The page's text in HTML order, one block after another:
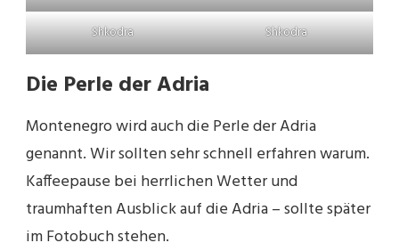
Shkodra Shkodra
Die Perle der Adria
Montenegro wird auch die Perle der Adria
genannt. Wir sollten sehr schnell erfahren warum.
Kaffeepause bei herrlichen Wetter und
traumhaften Ausblick auf die Adria – sollte später
im Fotobuch stehen.